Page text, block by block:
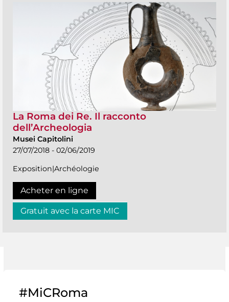
La Roma dei Re. Il racconto
dell’Archeologia
Musei Capitolini
27/07/2018 - 02/06/2019
Exposition|Archéologie
Acheter en ligne
Gratuit avec la carte MIC
#MiCRoma